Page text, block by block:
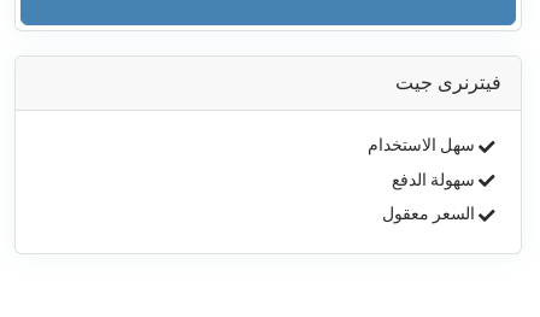
فيترنرى جيت
سهل الاستخدام
سهولة الدفع
السعر معقول